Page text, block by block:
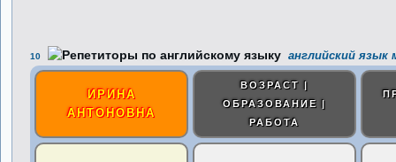
10 английский язык
ИРИНА
АНТОНОВНА
ВОЗРАСТ |
ОБРАЗОВАНИЕ |
РАБОТА